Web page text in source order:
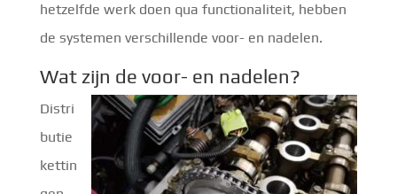
hetzelfde werk doen qua functionaliteit, hebben
de systemen verschillende voor- en nadelen.
Wat zijn de voor- en nadelen?
Distri
butie
kettin